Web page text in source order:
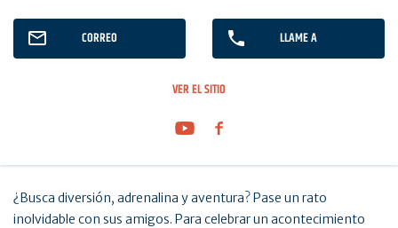
CORREO LLAME A
VER EL SITIO
¿Busca diversión, adrenalina y aventura? Pase un rato
inolvidable con sus amigos. Para celebrar un acontecimiento